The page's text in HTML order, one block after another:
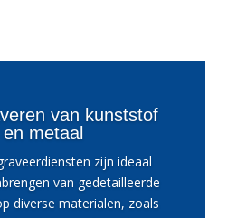
van kunststof
en metaal
zijn ideaal
van gedetailleerde
diverse materialen, zoals